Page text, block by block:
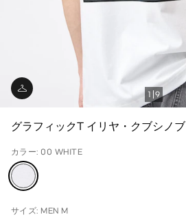
1 9
グラフィックT イリヤ・クブシノブ
カラー: 00 WHITE
サイズ: MEN M